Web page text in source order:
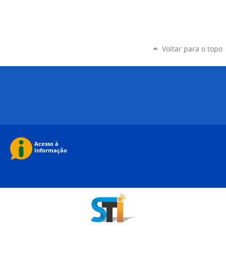
Voltar para o topo